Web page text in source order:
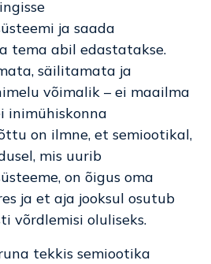
ja saada
tema abil edastatakse.
säilitamata ja
võimalik – ei maailma
inimühiskonna
on ilmne, et semiootikal,
mis uurib
on õigus oma
ja et aja jooksul osutub
võrdlemisi oluliseks.
tekkis semiootika